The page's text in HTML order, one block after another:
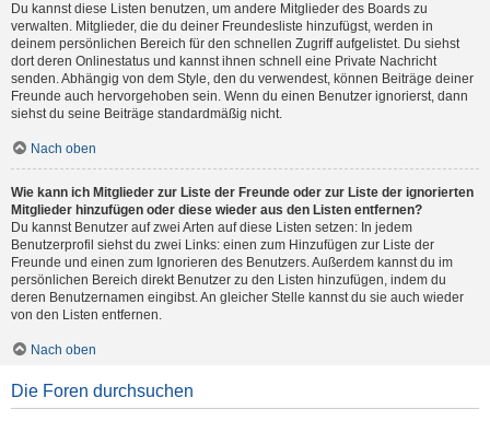
Du kannst diese Listen benutzen, um andere Mitglieder des Boards zu
verwalten. Mitglieder, die du deiner Freundesliste hinzufügst, werden in
deinem persönlichen Bereich für den schnellen Zugriff aufgelistet. Du siehst
dort deren Onlinestatus und kannst ihnen schnell eine Private Nachricht
senden. Abhängig von dem Style, den du verwendest, können Beiträge deiner
Freunde auch hervorgehoben sein. Wenn du einen Benutzer ignorierst, dann
siehst du seine Beiträge standardmäßig nicht.
Nach oben
Wie kann ich Mitglieder zur Liste der Freunde oder zur Liste der ignorierten
Mitglieder hinzufügen oder diese wieder aus den Listen entfernen?
Du kannst Benutzer auf zwei Arten auf diese Listen setzen: In jedem
Benutzerprofil siehst du zwei Links: einen zum Hinzufügen zur Liste der
Freunde und einen zum Ignorieren des Benutzers. Außerdem kannst du im
persönlichen Bereich direkt Benutzer zu den Listen hinzufügen, indem du
deren Benutzernamen eingibst. An gleicher Stelle kannst du sie auch wieder
von den Listen entfernen.
Nach oben
Die Foren durchsuchen